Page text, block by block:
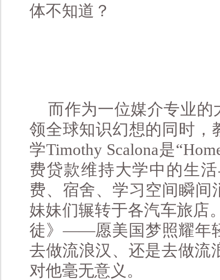
体不知道？
而作为一位媒介专业
领全球知识幻想的同时，
学Timothy Scalona是
费贷款维持大学中的生
费、宿舍、学习空间瞬
妹妹们辗转于各汽车旅店
徒》——愿美国梦照耀年
去做流浪汉、还是去做
对他毫无意义。